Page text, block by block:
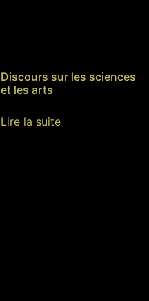
Discours sur les sciences
et les arts
Lire la suite